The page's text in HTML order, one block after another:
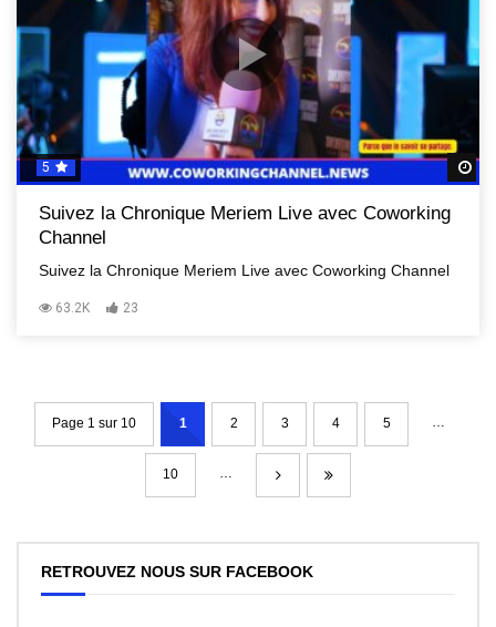
5
Suivez la Chronique Meriem Live avec Coworking
Channel
Suivez la Chronique Meriem Live avec Coworking Channel
63.2K 23
Page 1 sur 10 1 2 3 4 5
10
RETROUVEZ NOUS SUR FACEBOOK